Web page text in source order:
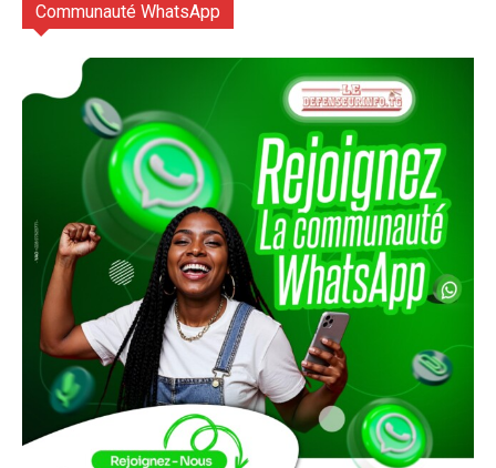
Communauté WhatsApp